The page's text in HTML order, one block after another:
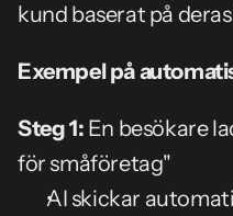
kund baserat på
Exempel på
Steg 1: En besökare
för småföretag"
AI skickar